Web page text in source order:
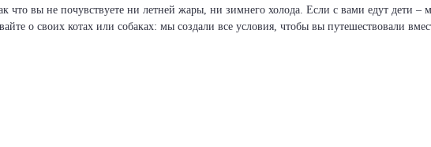
что вы не почувствуете ни летней жары, ни зимнего холода. Если с вами едут дети
о своих котах или собаках: мы создали все условия, чтобы вы путешествовали